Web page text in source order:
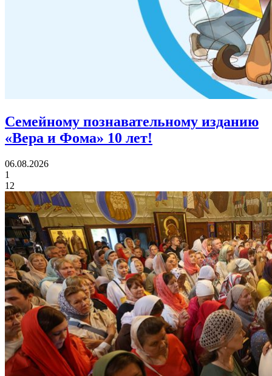
Семейному познавательному изданию
«Вера и Фома» 10 лет!
06.08.2026
1
12